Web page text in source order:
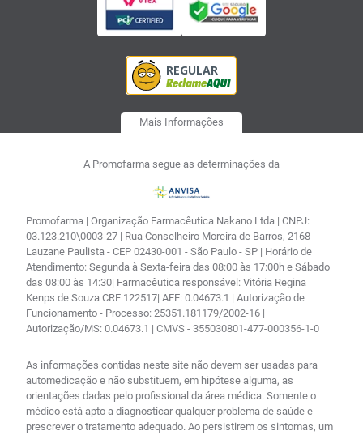
Mais Informações
A Promofarma segue as determinações da
Promofarma | Organização Farmacêutica Nakano Ltda | CNPJ:
03.123.210\0003-27 | Rua Conselheiro Moreira de Barros, 2168 -
Lauzane Paulista - CEP 02430-001 - São Paulo - SP | Horário de
Atendimento: Segunda à Sexta-feira das 08:00 às 17:00h e Sábado
das 08:00 às 14:30| Farmacêutica responsável: Vitória Regina
Kenps de Souza CRF 122517| AFE: 0.04673.1 | Autorização de
Funcionamento - Processo: 25351.181179/2002-16 |
Autorização/MS: 0.04673.1 | CMVS - 355030801-477-000356-1-0
As informações contidas neste site não devem ser usadas para
automedicação e não substituem, em hipótese alguma, as
orientações dadas pelo profissional da área médica. Somente o
médico está apto a diagnosticar qualquer problema de saúde e
prescrever o tratamento adequado. Ao persistirem os sintomas, um